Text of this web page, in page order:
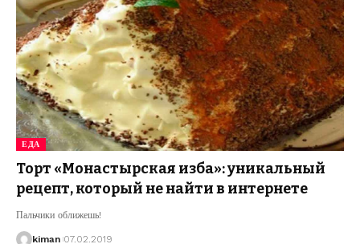
ЕДА
Торт «Монастырская изба»: уникальный
рецепт, который не найти в интернете
Пальчики оближешь!
kiman 07.02.2019